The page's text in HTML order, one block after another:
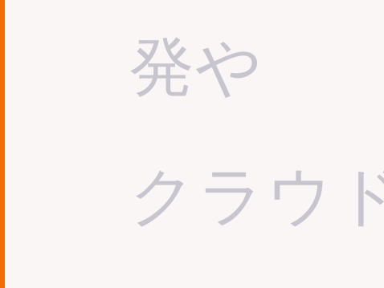
発や
クラウ